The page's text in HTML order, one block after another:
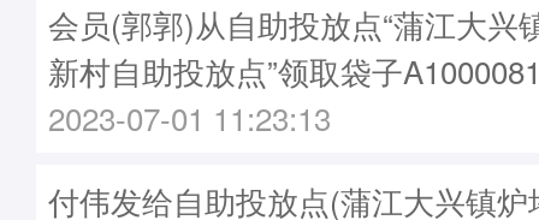
会员(郭郭)从自助投放点“蒲江大兴
新村自助投放点”领取袋子
2023-07-01 11:23:13
付伟发给自助投放点(蒲江大兴镇